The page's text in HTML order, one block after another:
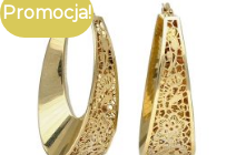
Promocja!